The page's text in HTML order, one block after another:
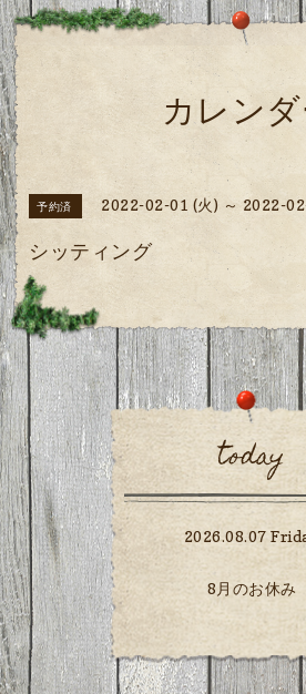
カレン
予約済 2022-02-01 (火) ～ 2022-
シッティング
today
2026.08.07
8月のお休み